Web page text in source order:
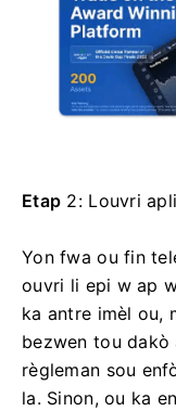
Etap 2: Louvri
Yon fwa ou fin
ouvri li epi w ap
ka antre imèl ou,
bezwen tou
règleman sou
la. Sinon, ou ka